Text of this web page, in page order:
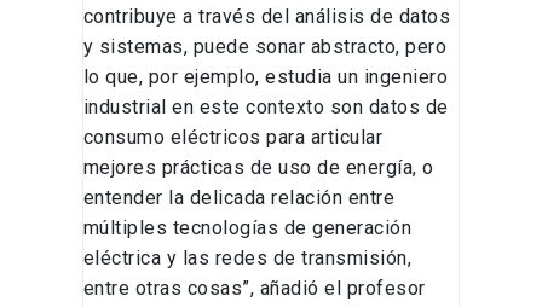
contribuye a través del análisis de datos
y sistemas, puede sonar abstracto, pero
lo que, por ejemplo, estudia un ingeniero
industrial en este contexto son datos de
consumo eléctricos para articular
mejores prácticas de uso de energía, o
entender la delicada relación entre
múltiples tecnologías de generación
eléctrica y las redes de transmisión,
entre otras cosas”, añadió el profesor